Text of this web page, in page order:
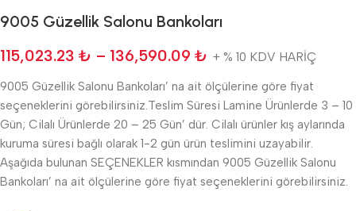
9005 Güzellik Salonu Bankoları
115,023.23 ₺ – 136,590.09 ₺ + % 10 KDV HARİÇ
9005 Güzellik Salonu Bankoları’ na ait ölçülerine göre fiyat
seçeneklerini görebilirsiniz.Teslim Süresi Lamine Ürünlerde 3 – 10
Gün; Cilalı Ürünlerde 20 – 25 Gün’ dür. Cilalı ürünler kış aylarında
kuruma süresi bağlı olarak 1-2 gün ürün teslimini uzayabilir.
Aşağıda bulunan SEÇENEKLER kısmından 9005 Güzellik Salonu
Bankoları’ na ait ölçülerine göre fiyat seçeneklerini görebilirsiniz.